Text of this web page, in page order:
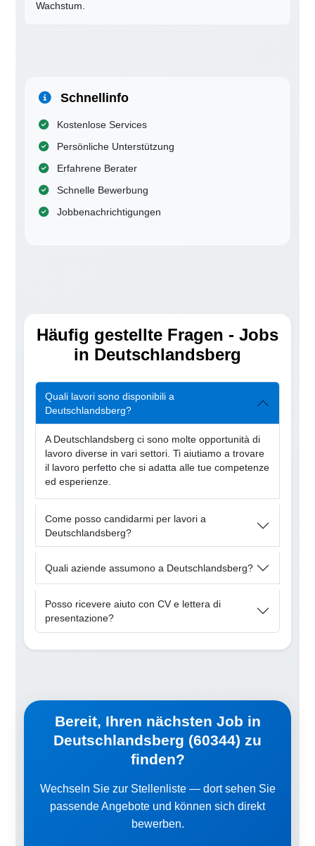
Wachstum.
Schnellinfo
Kostenlose Services
Persönliche Unterstützung
Erfahrene Berater
Schnelle Bewerbung
Jobbenachrichtigungen
Häufig gestellte Fragen - Jobs
in Deutschlandsberg
Quali lavori sono disponibili a
Deutschlandsberg?
A Deutschlandsberg ci sono molte opportunità di
lavoro diverse in vari settori. Ti aiutiamo a trovare
il lavoro perfetto che si adatta alle tue competenze
ed esperienze.
Come posso candidarmi per lavori a
Deutschlandsberg?
Quali aziende assumono a Deutschlandsberg?
Posso ricevere aiuto con CV e lettera di
presentazione?
Bereit, Ihren nächsten Job in
Deutschlandsberg (60344) zu
finden?
Wechseln Sie zur Stellenliste — dort sehen Sie
passende Angebote und können sich direkt
bewerben.